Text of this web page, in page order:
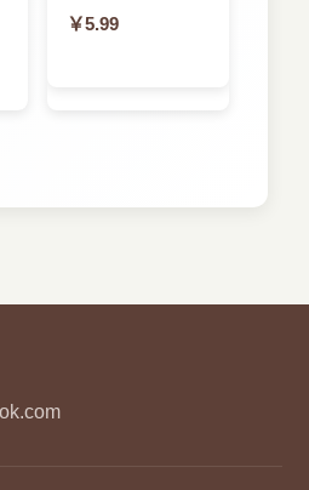
点
源
￥5.99